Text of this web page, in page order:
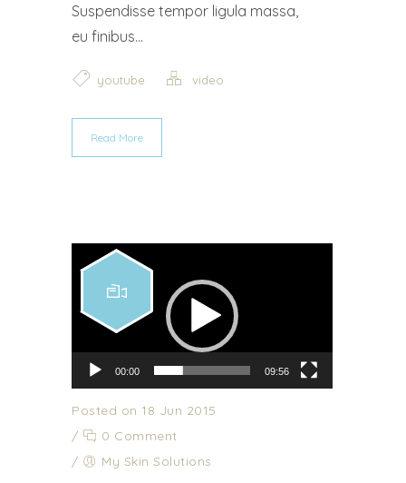
Suspendisse tempor ligula massa,
eu finibus...
youtube video
Read More
Video Player
00:00 09:56
Posted on 18 Jun 2015
/
0 Comment
/
My Skin Solutions